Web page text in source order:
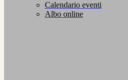
Calendario eventi
Albo online